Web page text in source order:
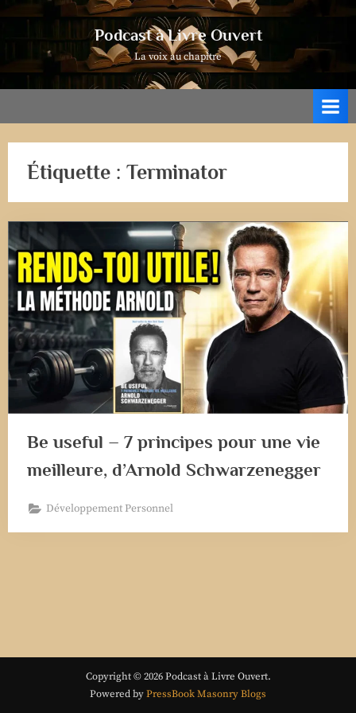
Podcast à Livre Ouvert
La voix au chapitre
Étiquette : Terminator
Be useful – 7 principes pour une vie
meilleure, d’Arnold Schwarzenegger
Développement Personnel
Copyright © 2026 Podcast à Livre Ouvert.
Powered byPressBook Masonry Blogs